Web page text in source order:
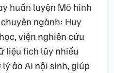
huấn luyện Mô hình
ngành: Huy
viện nghiên cứu
liệu tích lũy nhiều
ảo AI nội sinh, giúp